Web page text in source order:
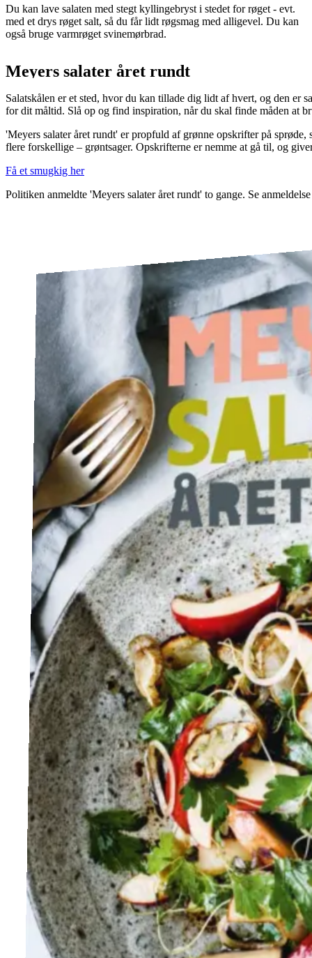
Du kan lave salaten med stegt kyllingebryst i stedet for røget - evt.
med et drys røget salt, så du får lidt røgsmag med alligevel. Du kan
også bruge varmrøget svinemørbrad.
Meyers salater året rundt
Salatskålen er et sted, hvor du kan tillade dig lidt af hvert, og den er
for dit måltid. Slå op og find inspiration, når du skal finde måden at
'Meyers salater året rundt' er propfuld af grønne opskrifter på
flere forskellige – grøntsager. Opskrifterne er nemme at gå til, og
Få et smugkig her
Politiken anmeldte 'Meyers salater året rundt' to gange. Se